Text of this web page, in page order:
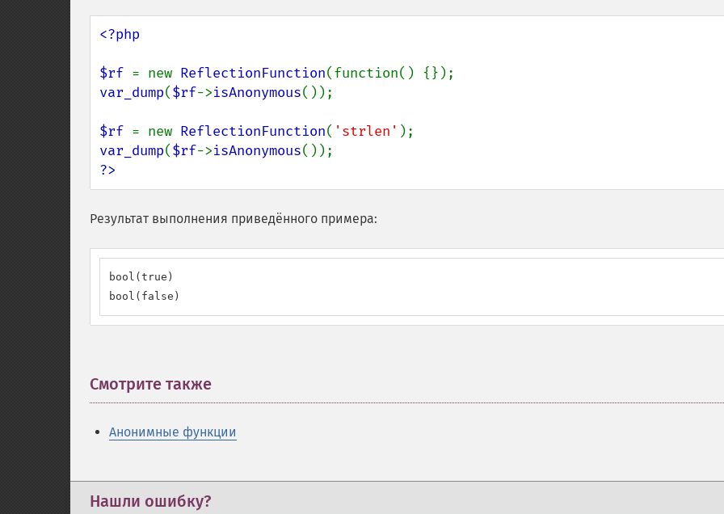
<?php
$rf = new ReflectionFunction
var_dump($rf->isAnonymous());
$rf = new ReflectionFunction( 'strlen'
var_dump($rf->isAnonymous
?>
Результат выполнения приведённого примера:
bool(true)
bool(false)
Смотрите также
Анонимные функции
Нашли ошибку?